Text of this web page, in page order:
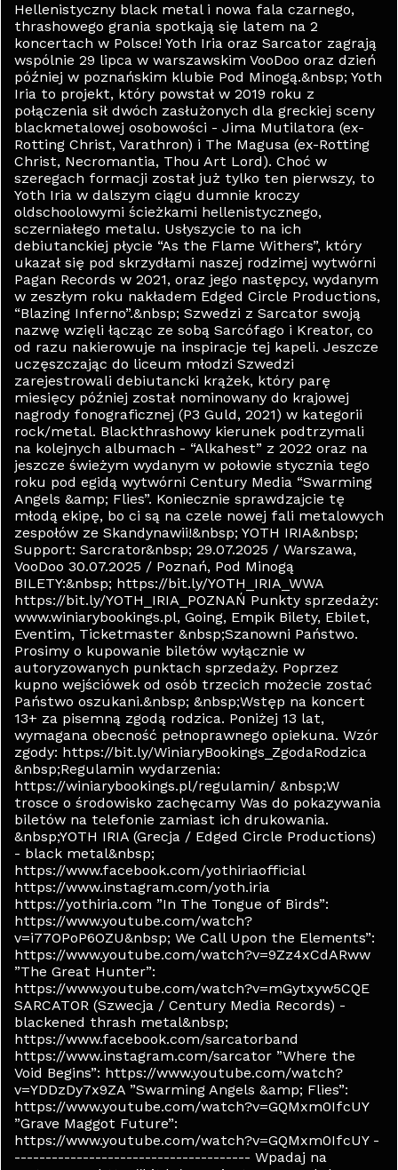
Hellenistyczny black metal i nowa fala czarnego,
thrashowego grania spotkają się latem na 2
koncertach w Polsce! Yoth Iria oraz Sarcator zagrają
wspólnie 29 lipca w warszawskim VooDoo oraz dzień
później w poznańskim klubie Pod Minogą.&nbsp; Yoth
Iria to projekt, który powstał w 2019 roku z
połączenia sił dwóch zasłużonych dla greckiej sceny
blackmetalowej osobowości - Jima Mutilatora (ex-
Rotting Christ, Varathron) i The Magusa (ex-Rotting
Christ, Necromantia, Thou Art Lord). Choć w
szeregach formacji został już tylko ten pierwszy, to
Yoth Iria w dalszym ciągu dumnie kroczy
oldschoolowymi ścieżkami hellenistycznego,
sczerniałego metalu. Usłyszycie to na ich
debiutanckiej płycie “As the Flame Withers”, który
ukazał się pod skrzydłami naszej rodzimej wytwórni
Pagan Records w 2021, oraz jego następcy, wydanym
w zeszłym roku nakładem Edged Circle Productions,
“Blazing Inferno”.&nbsp; Szwedzi z Sarcator swoją
nazwę wzięli łącząc ze sobą Sarcófago i Kreator, co
od razu nakierowuje na inspiracje tej kapeli. Jeszcze
uczęszczając do liceum młodzi Szwedzi
zarejestrowali debiutancki krążek, który parę
miesięcy później został nominowany do krajowej
nagrody fonograficznej (P3 Guld, 2021) w kategorii
rock/metal. Blackthrashowy kierunek podtrzymali
na kolejnych albumach - “Alkahest” z 2022 oraz na
jeszcze świeżym wydanym w połowie stycznia tego
roku pod egidą wytwórni Century Media “Swarming
Angels &amp; Flies”. Koniecznie sprawdzajcie tę
młodą ekipę, bo ci są na czele nowej fali metalowych
zespołów ze Skandynawii!&nbsp; YOTH IRIA&nbsp;
Support: Sarcrator&nbsp; 29.07.2025 / Warszawa,
VooDoo 30.07.2025 / Poznań, Pod Minogą
BILETY:&nbsp; https://bit.ly/YOTH_IRIA_WWA
https://bit.ly/YOTH_IRIA_POZNAŃ Punkty sprzedaży:
www.winiarybookings.pl, Going, Empik Bilety, Ebilet,
Eventim, Ticketmaster &nbsp;Szanowni Państwo.
Prosimy o kupowanie biletów wyłącznie w
autoryzowanych punktach sprzedaży. Poprzez
kupno wejściówek od osób trzecich możecie zostać
Państwo oszukani.&nbsp; &nbsp;Wstęp na koncert
13+ za pisemną zgodą rodzica. Poniżej 13 lat,
wymagana obecność pełnoprawnego opiekuna. Wzór
zgody: https://bit.ly/WiniaryBookings_ZgodaRodzica
&nbsp;Regulamin wydarzenia:
https://winiarybookings.pl/regulamin/ &nbsp;W
trosce o środowisko zachęcamy Was do pokazywania
biletów na telefonie zamiast ich drukowania.
&nbsp;YOTH IRIA (Grecja / Edged Circle Productions)
- black metal&nbsp;
https://www.facebook.com/yothiriaofficial
https://www.instagram.com/yoth.iria
https://yothiria.com ”In The Tongue of Birds”:
https://www.youtube.com/watch?
v=i77OPoP6OZU&nbsp; We Call Upon the Elements”:
https://www.youtube.com/watch?v=9Zz4xCdARww
”The Great Hunter”:
https://www.youtube.com/watch?v=mGytxyw5CQE
SARCATOR (Szwecja / Century Media Records) -
blackened thrash metal&nbsp;
https://www.facebook.com/sarcatorband
https://www.instagram.com/sarcator ”Where the
Void Begins”: https://www.youtube.com/watch?
v=YDDzDy7x9ZA ”Swarming Angels &amp; Flies”:
https://www.youtube.com/watch?v=GQMxm0IfcUY
”Grave Maggot Future”:
https://www.youtube.com/watch?v=GQMxm0IfcUY -
-------------------------------------- Wpadaj na